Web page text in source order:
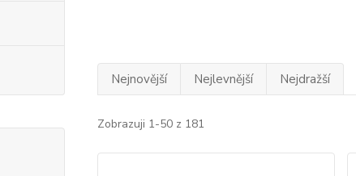
Nejnovější Nejlevnější Nejdražší
Zobrazuji 1-50 z 181